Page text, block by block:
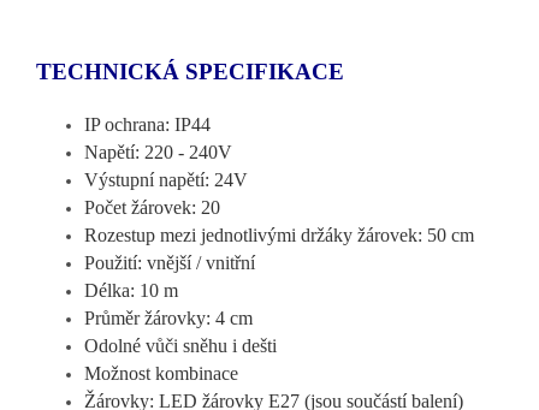
TECHNICKÁ SPECIFIKACE
IP ochrana: IP44
Napětí: 220 - 240V
Výstupní napětí: 24V
Počet žárovek: 20
Rozestup mezi jednotlivými držáky žárovek: 50 cm
Použití: vnější / vnitřní
Délka: 10 m
Průměr žárovky: 4 cm
Odolné vůči sněhu i dešti
Možnost kombinace
Žárovky: LED žárovky E27 (jsou součástí balení)